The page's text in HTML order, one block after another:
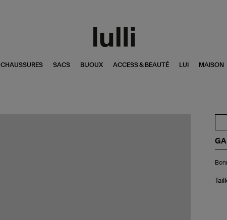
CHAUSSURES SACS BIJOUX ACCESS & BEAUTÉ LUI MAISON